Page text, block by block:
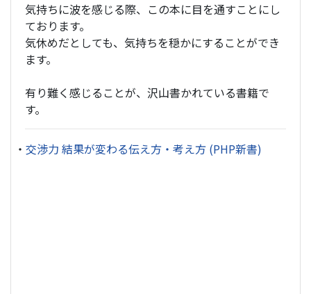
気持ちに波を感じる際、この本に目を通すことにし
ております。
気休めだとしても、気持ちを穏かにすることができ
ます。
有り難く感じることが、沢山書かれている書籍で
す。
・ 交渉力 結果が変わる伝え方・考え方 (PHP新書)